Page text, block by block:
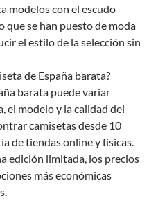
modelos con el escudo
que se han puesto de moda
el estilo de la selección sin
de España barata?
barata puede variar
el modelo y la calidad del
camisetas desde 10
de tiendas online y físicas.
edición limitada, los precios
más económicas